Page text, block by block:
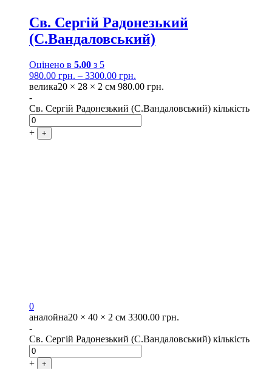
Св. Сергій Радонезький
(С.Вандаловський)
Оцінено в 5.00 з 5
980.00 грн. – 3300.00 грн.
велика20 × 28 × 2 см 980.00 грн.
-
Св. Сергій Радонезький (С.Вандаловський) кількість
+ +
0
аналойна20 × 40 × 2 см 3300.00 грн.
-
Св. Сергій Радонезький (С.Вандаловський) кількість
+ +